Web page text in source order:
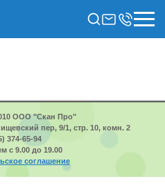
ООО "Скан Про"
пер, 9/1, стр. 10, комн. 2
374-65-94
с 9.00 до 19.00
соглашение